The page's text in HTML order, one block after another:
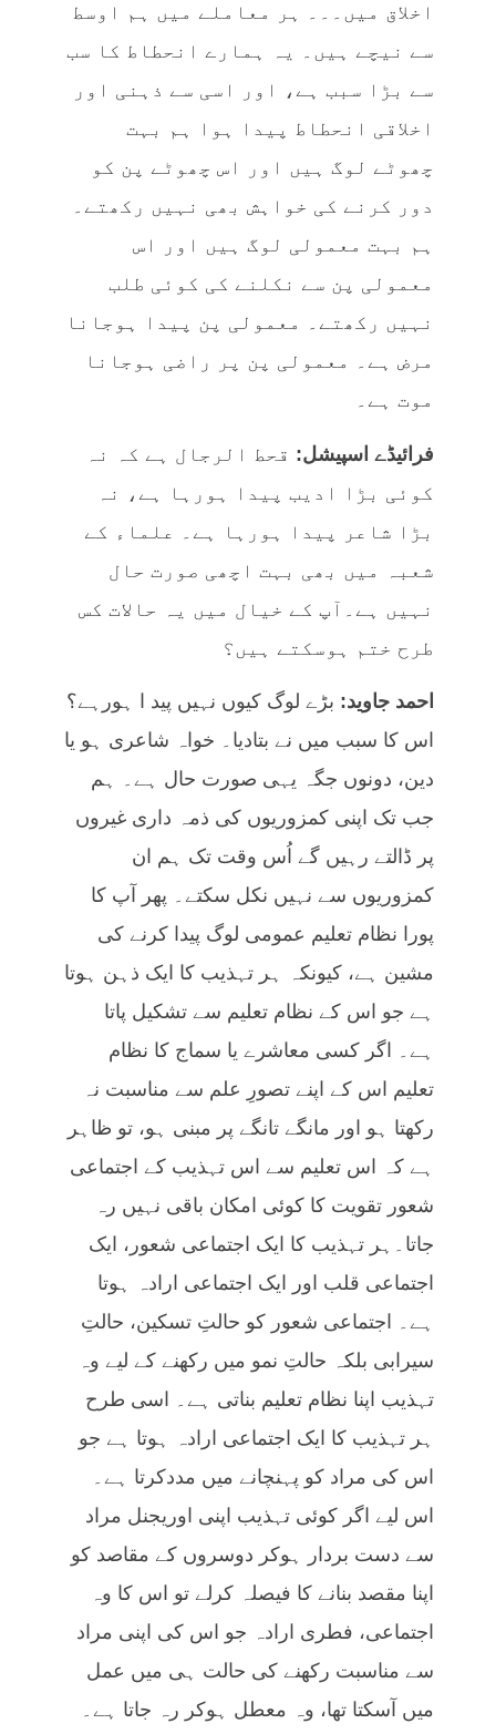
اخلاق میں۔۔۔ ہر معاملے میں ہم اوسط
سے نیچے ہیں۔ یہ ہمارے انحطاط کا سب
سے بڑا سبب ہے، اور اسی سے ذہنی اور
اخلاقی انحطاط پیدا ہوا ہم بہت
چھوٹے لوگ ہیں اور اس چھوٹے پن کو
دور کرنے کی خواہش بھی نہیں رکھتے۔
ہم بہت معمولی لوگ ہیں اور اس
معمولی پن سے نکلنے کی کوئی طلب
نہیں رکھتے۔ معمولی پن پیدا ہوجانا
مرض ہے۔ معمولی پن پر راضی ہوجانا
موت ہے۔
فرائیڈے اسپیشل: قحط الرجال ہے کہ نہ
کوئی بڑا ادیب پیدا ہورہا ہے، نہ
بڑا شاعر پیدا ہورہا ہے۔ علماء کے
شعبہ میں بھی بہت اچھی صورت حال
نہیں ہے۔آپ کے خیال میں یہ حالات کس
طرح ختم ہوسکتے ہیں؟
احمد جاوید: بڑے لوگ کیوں نہیں پید ا ہورہے؟
اس کا سبب میں نے بتادیا۔ خواہ شاعری ہو یا
دین، دونوں جگہ یہی صورت حال ہے۔ ہم
جب تک اپنی کمزوریوں کی ذمہ داری غیروں
پر ڈالتے رہیں گے اُس وقت تک ہم ان
کمزوریوں سے نہیں نکل سکتے۔ پھر آپ کا
پورا نظام تعلیم عمومی لوگ پیدا کرنے کی
مشین ہے، کیونکہ ہر تہذیب کا ایک ذہن ہوتا
ہے جو اس کے نظام تعلیم سے تشکیل پاتا
ہے۔ اگر کسی معاشرے یا سماج کا نظام
تعلیم اس کے اپنے تصورِ علم سے مناسبت نہ
رکھتا ہو اور مانگے تانگے پر مبنی ہو، تو ظاہر
ہے کہ اس تعلیم سے اس تہذیب کے اجتماعی
شعور تقویت کا کوئی امکان باقی نہیں رہ
جاتا۔ہر تہذیب کا ایک اجتماعی شعور، ایک
اجتماعی قلب اور ایک اجتماعی ارادہ ہوتا
ہے۔ اجتماعی شعور کو حالتِ تسکین، حالتِ
سیرابی بلکہ حالتِ نمو میں رکھنے کے لیے وہ
تہذیب اپنا نظام تعلیم بناتی ہے۔ اسی طرح
ہر تہذیب کا ایک اجتماعی ارادہ ہوتا ہے جو
اس کی مراد کو پہنچانے میں مددکرتا ہے۔
اس لیے اگر کوئی تہذیب اپنی اوریجنل مراد
سے دست بردار ہوکر دوسروں کے مقاصد کو
اپنا مقصد بنانے کا فیصلہ کرلے تو اس کا وہ
اجتماعی، فطری ارادہ جو اس کی اپنی مراد
سے مناسبت رکھنے کی حالت ہی میں عمل
میں آسکتا تھا، وہ معطل ہوکر رہ جاتا ہے۔